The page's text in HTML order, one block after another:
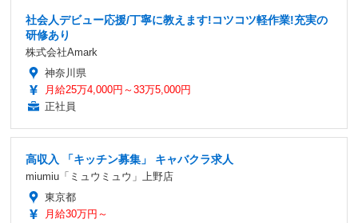
社会人デビュー応援/丁寧に教えます!コツコツ軽作業!充実の
研修あり
株式会社Amark
神奈川県
月給25万4,000円～33万5,000円
正社員
高収入 「キッチン募集」 キャバクラ求人
miumiu「ミュウミュウ」上野店
東京都
月給30万円～